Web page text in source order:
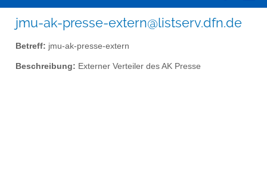
jmu-ak-presse-extern@listserv.dfn.de
Betreff: jmu-ak-presse-extern
Beschreibung: Externer Verteiler des AK Presse